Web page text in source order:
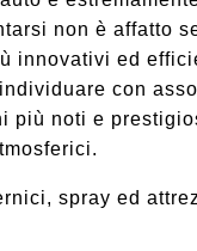
non è affatto
innovativi ed
con
più noti e
spray ed